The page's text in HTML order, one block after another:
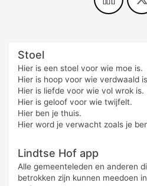
Stoel
Hier is een stoel voor wie moe is.
Hier is hoop voor wie verdwaald
Hier is liefde voor wie vol wrok is.
Hier is geloof voor wie twijfelt.
Hier ben je thuis.
Hier word je verwacht zoals je
Lindtse Hof app
Alle gemeenteleden en anderen
betrokken zijn kunnen meedoen